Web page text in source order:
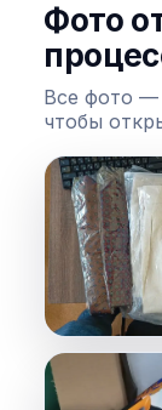
Фото
Все фото
чтобы